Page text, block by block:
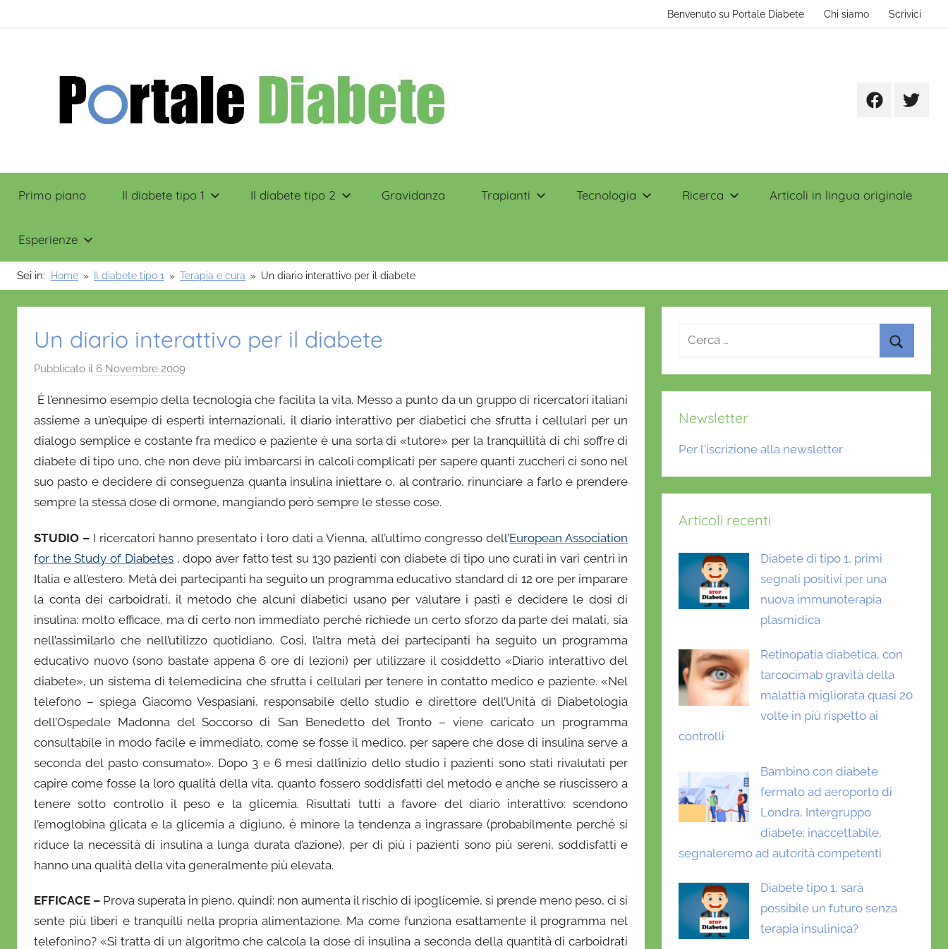
Benvenuto su Portale Diabete Chi siamo Scrivici
Portale
Diabete
FacebookTwitter
Primo piano Il diabete tipo 1 Il diabete tipo 2 Gravidanza Trapianti Tecnologia Ricerca Articoli in lingua originale
Esperienze
Sei in: Home Il diabete tipo 1 Terapia e cura Un diario interattivo per il diabete
Un diario interattivo per il diabete
Pubblicato il 6 Novembre 2009
D
a
n
i
e
l
D
o
f
r
i
o
È l’ennesimo esempio della tecnologia che facilita la vita. Messo a punto da un gruppo di ricercatori italiani
assieme a un’equipe di esperti internazionali, il diario interattivo per diabetici che sfrutta i cellulari per un
dialogo semplice e costante fra medico e paziente è una sorta di «tutore» per la tranquillità di chi soffre di
diabete di tipo uno, che non deve più imbarcarsi in calcoli complicati per sapere quanti zuccheri ci sono nel
suo pasto e decidere di conseguenza quanta insulina iniettare o, al contrario, rinunciare a farlo e prendere
sempre la stessa dose di ormone, mangiando però sempre le stesse cose.
STUDIO – I ricercatori hanno presentato i loro dati a Vienna, all’ultimo congresso dell’European Association
for the Study of Diabetes, dopo aver fatto test su 130 pazienti con diabete di tipo uno curati in vari centri in
Italia e all’estero. Metà dei partecipanti ha seguito un programma educativo standard di 12 ore per imparare
la conta dei carboidrati, il metodo che alcuni diabetici usano per valutare i pasti e decidere le dosi di
insulina: molto efficace, ma di certo non immediato perché richiede un certo sforzo da parte dei malati, sia
nell’assimilarlo che nell’utilizzo quotidiano. Così, l’altra metà dei partecipanti ha seguito un programma
educativo nuovo (sono bastate appena 6 ore di lezioni) per utilizzare il cosiddetto «Diario interattivo del
diabete», un sistema di telemedicina che sfrutta i cellulari per tenere in contatto medico e paziente. «Nel
telefono – spiega Giacomo Vespasiani, responsabile dello studio e direttore dell’Unità di Diabetologia
dell’Ospedale Madonna del Soccorso di San Benedetto del Tronto – viene caricato un programma
consultabile in modo facile e immediato, come se fosse il medico, per sapere che dose di insulina serve a
seconda del pasto consumato». Dopo 3 e 6 mesi dall’inizio dello studio i pazienti sono stati rivalutati per
capire come fosse la loro qualità della vita, quanto fossero soddisfatti del metodo e anche se riuscissero a
tenere sotto controllo il peso e la glicemia. Risultati tutti a favore del diario interattivo: scendono
l’emoglobina glicata e la glicemia a digiuno, è minore la tendenza a ingrassare (probabilmente perché si
riduce la necessità di insulina a lunga durata d’azione), per di più i pazienti sono più sereni, soddisfatti e
hanno una qualità della vita generalmente più elevata.
EFFICACE – Prova superata in pieno, quindi: non aumenta il rischio di ipoglicemie, si prende meno peso, ci si
sente più liberi e tranquilli nella propria alimentazione. Ma come funziona esattamente il programma nel
telefonino? «Si tratta di un algoritmo che calcola la dose di insulina a seconda della quantità di carboidrati
Ricerca
Newsletter
Per l'iscrizione alla newsletter
Articoli recenti
Diabete di tipo 1, primi
segnali positivi per una
nuova immunoterapia
plasmidica
Retinopatia diabetica, con
tarcocimab gravità della
malattia migliorata quasi 20
volte in più rispetto ai
controlli
Bambino con diabete
fermato ad aeroporto di
Londra, Intergruppo
diabete: inaccettabile,
segnaleremo ad autorità competenti
Diabete tipo 1, sarà
possibile un futuro senza
terapia insulinica?